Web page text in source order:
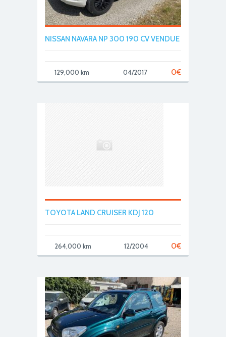
NISSAN NAVARA NP 300 190 CV VENDUE
0€
129,000 km 04/2017
TOYOTA LAND CRUISER KDJ 120
0€
264,000 km 12/2004